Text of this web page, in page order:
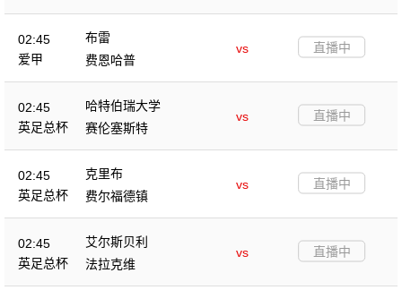
02:45
爱甲
布雷
vs
费恩哈普
直播中
02:45
英足总杯
哈特伯瑞大学
vs
赛伦塞斯特
直播中
02:45
英足总杯
克里布
vs
费尔福德镇
直播中
02:45
英足总杯
艾尔斯贝利
vs
法拉克维
直播中